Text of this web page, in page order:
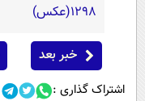
1298(عکس)
خبر بعد
اشتراک گذاری :